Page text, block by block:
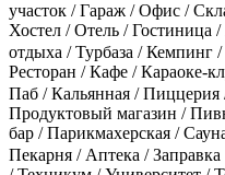
участок / Гараж / Офис /
Хостел / Отель /
отдыха / Турбаза / Кемпинг
Ресторан / Кафе / Караоке-
Паб / Кальянная /
Продуктовый магазин /
бар / Парикмахерская /
Пекарня / Аптека / Заправка